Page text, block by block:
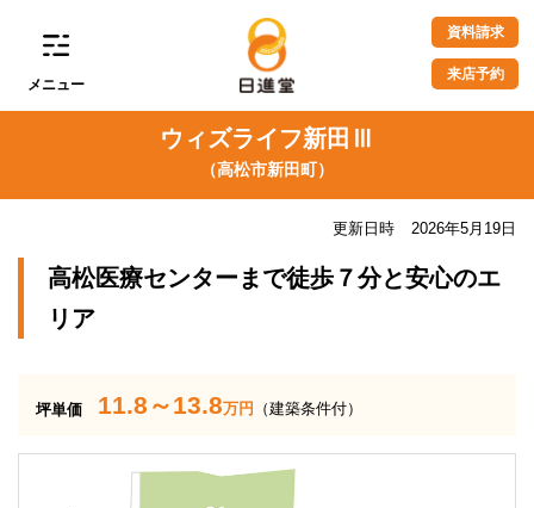
メニュー
資料請求
来店予約
ウィズライフ新田Ⅲ
（高松市新田町）
更新日時 2026年5月19日
高松医療センターまで徒歩７分と安心のエ
リア
坪単価 11.8～13.8万円 （建築条件付）